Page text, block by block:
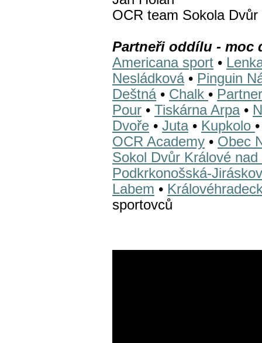
OCR team Sokola
Partneři oddílu - moc
Americana sport •
Nesládková• Pinguin
Deštná• Chalk •
Pour • Tiskárna Arpa•
Dvoře • Juta• Kupkolo
OCR Academy • Obec
Sokol Dvůr Králové nad
Podkrkonošská-
Labem •
sportovců